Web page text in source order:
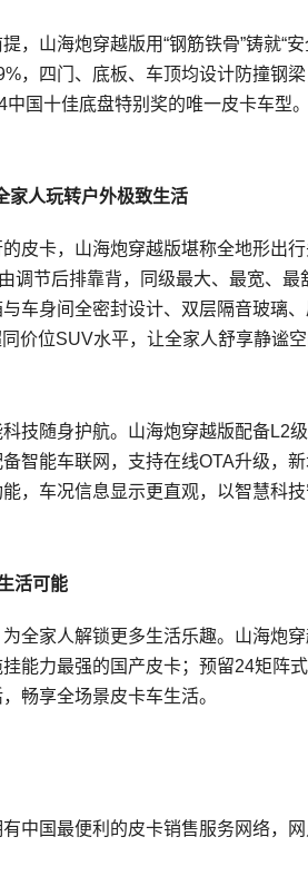
，山海炮穿越版用“钢筋铁骨”铸就“
，四门、底板、车顶均设计防撞钢
国十佳底盘特别奖的唯一皮卡车型。
家人玩转户外极致生活
皮卡，山海炮穿越版堪称全地形出
调节后排靠背，同级最大、最宽、
车身间全密封设计、双层隔音玻璃
价位SUV水平，让全家人舒享静谧空
技随身护航。山海炮穿越版配备L2
智能车联网，支持在线OTA升级，
，车况信息显示更直观，以智慧科技
活可能
全家人解锁更多生活乐趣。山海炮
能力最强的国产皮卡；预留24矩阵
畅享全场景皮卡车生活。
中国最便利的皮卡销售服务网络，